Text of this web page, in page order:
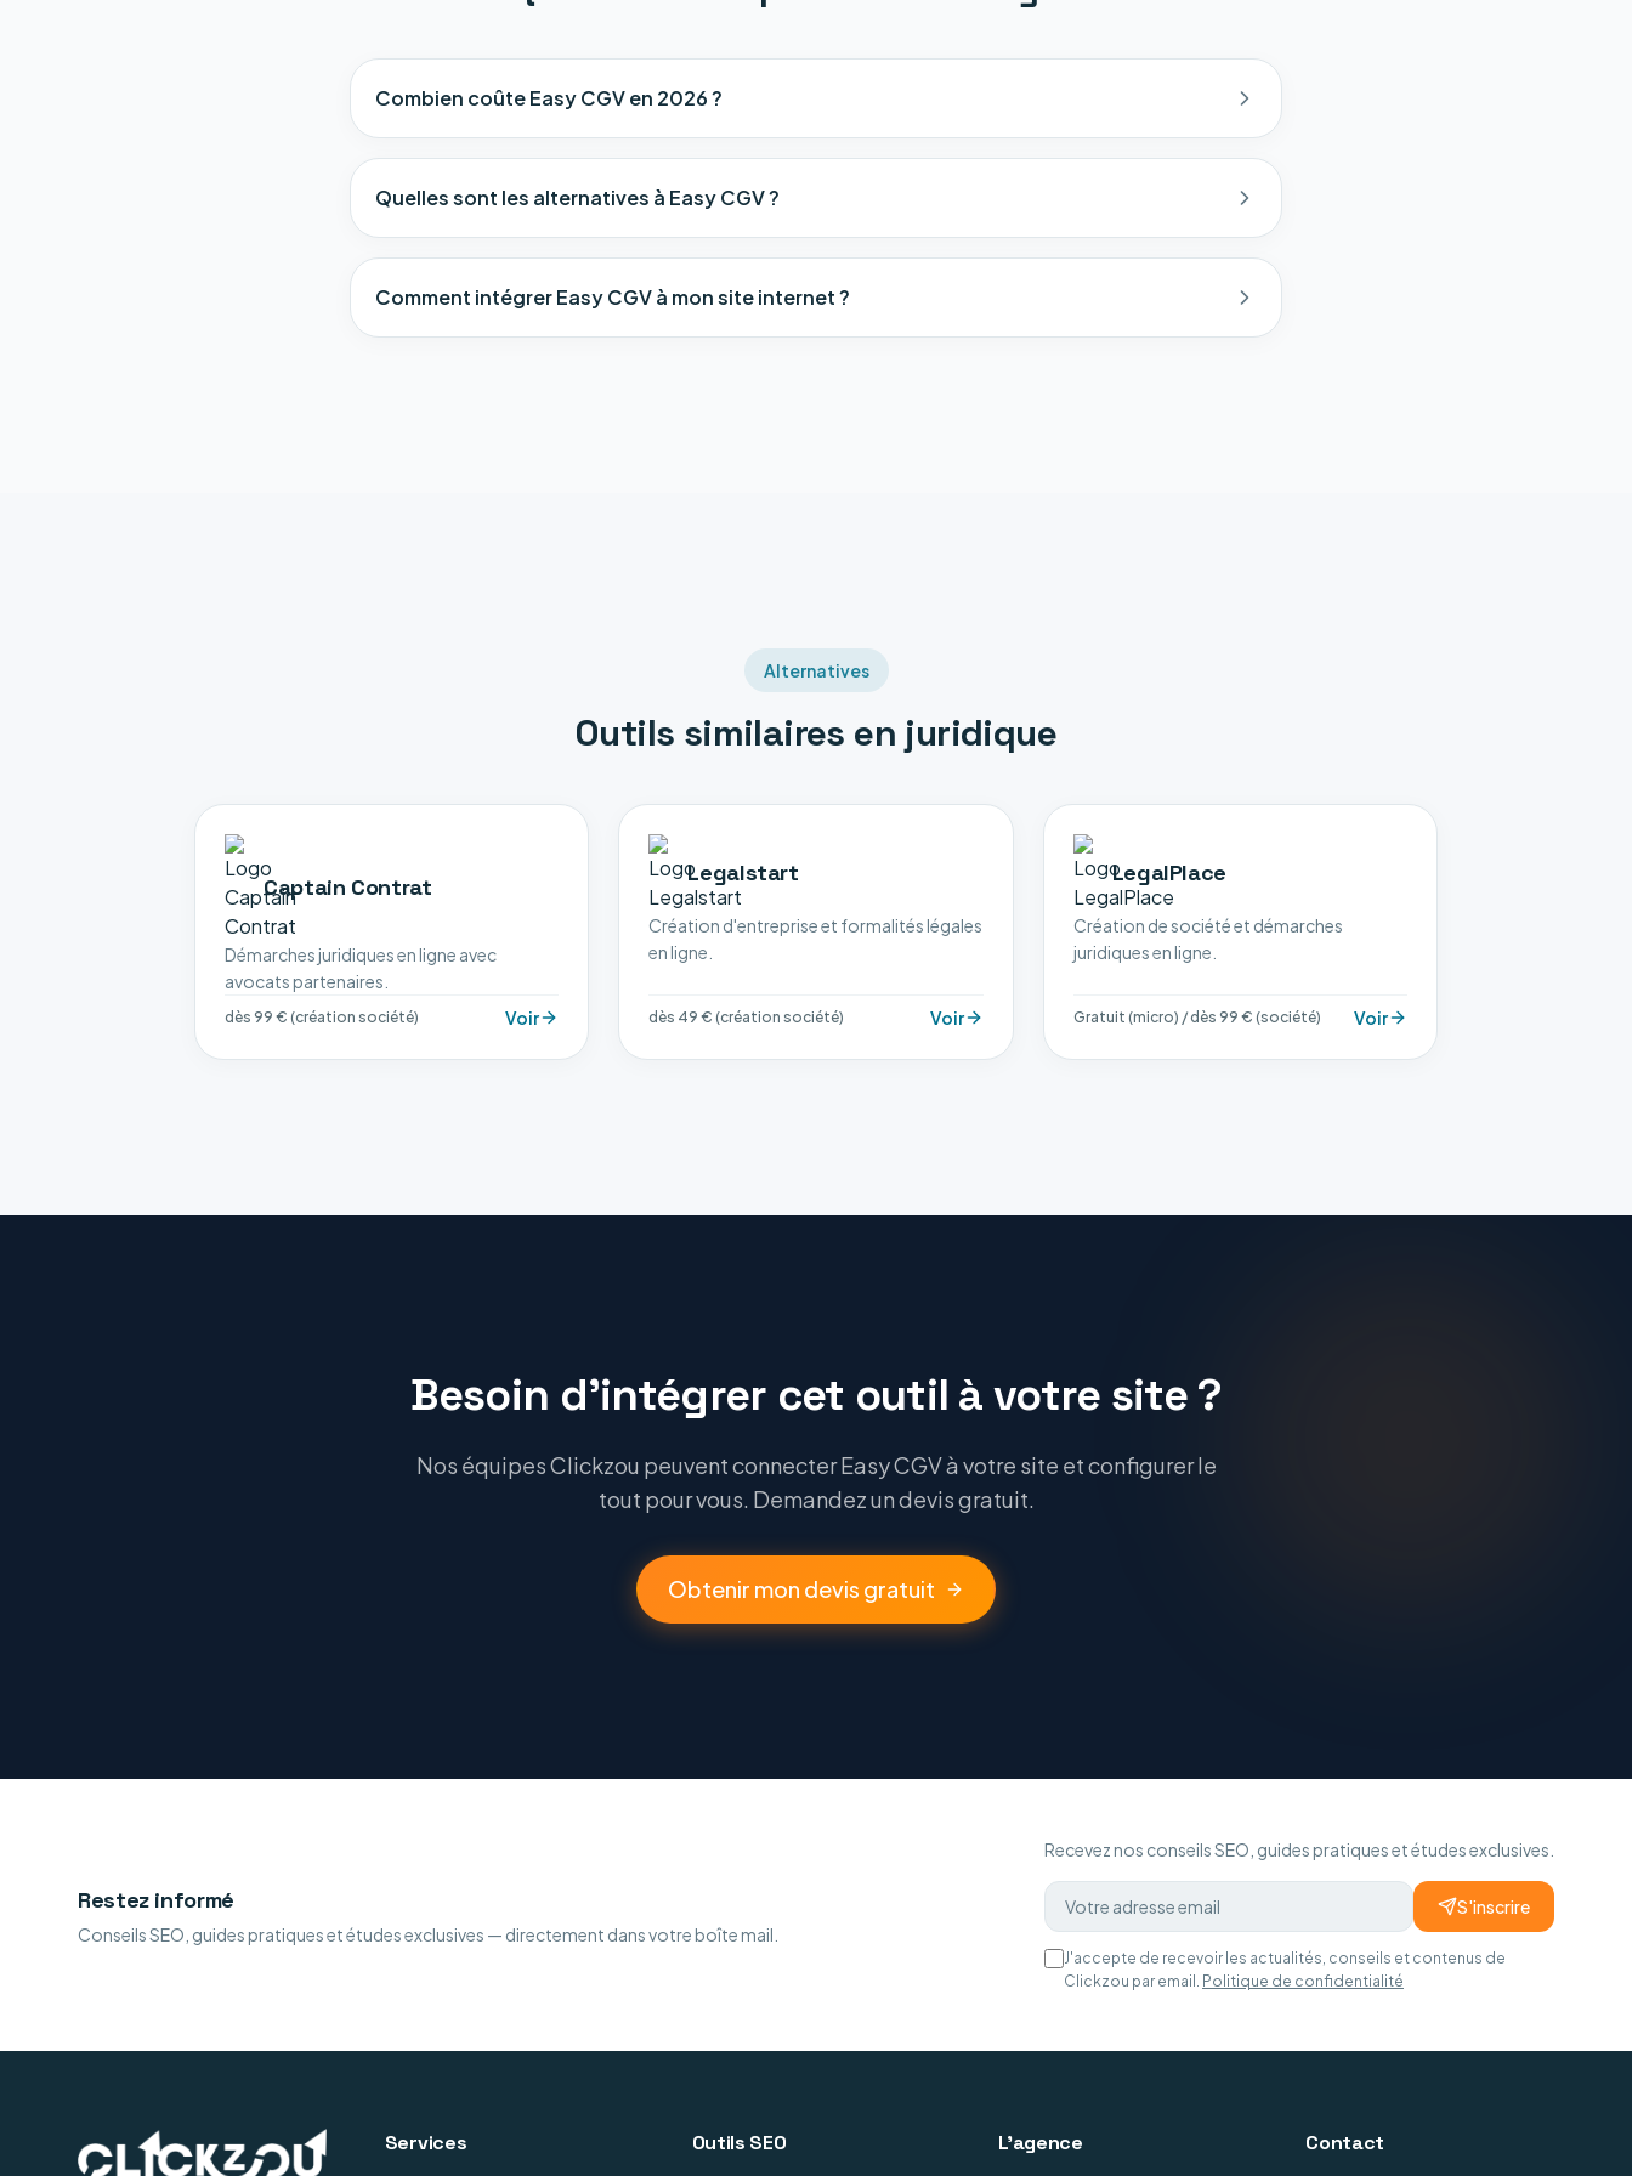
Combien coûte Easy CGV en 2026 ?
Quelles sont les alternatives à Easy CGV ?
Comment intégrer Easy CGV à mon site internet ?
Alternatives
Outils similaires en juridique
Captain Contrat
Démarches juridiques en ligne avec
avocats partenaires.
dès 99 € (création société) Voir
Legalstart
Création d'entreprise et formalités légales
en ligne.
dès 49 € (création société) Voir
LegalPlace
Création de société et démarches
juridiques en ligne.
Gratuit (micro) / dès 99 € (société) Voir
Besoin d'intégrer cet outil à votre site ?
Nos équipes Clickzou peuvent connecter Easy CGV à votre site et configurer le
tout pour vous. Demandez un devis gratuit.
Obtenir mon devis gratuit
Restez informé
Conseils SEO, guides pratiques et études exclusives — directement dans votre boîte mail.
Recevez nos conseils SEO, guides pratiques et études exclusives.
S'inscrire
J'accepte de recevoir les actualités, conseils et contenus de
Clickzou par email. Politique de confidentialité
Services Outils SEO L'agence Contact